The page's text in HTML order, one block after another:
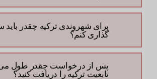
برای شهروندی ترکیه چقدر باید
گذاری کنم؟
پس از درخواست چقدر طول
تابعیت ترکیه را دریافت کنید؟